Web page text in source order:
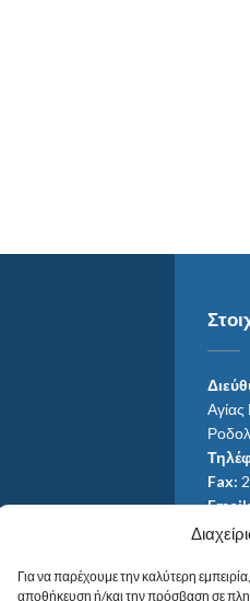
Για να παρέχουμε την καλύτερη
αποθήκευση ή/και την πρόσβαση σε
Fax:
Από